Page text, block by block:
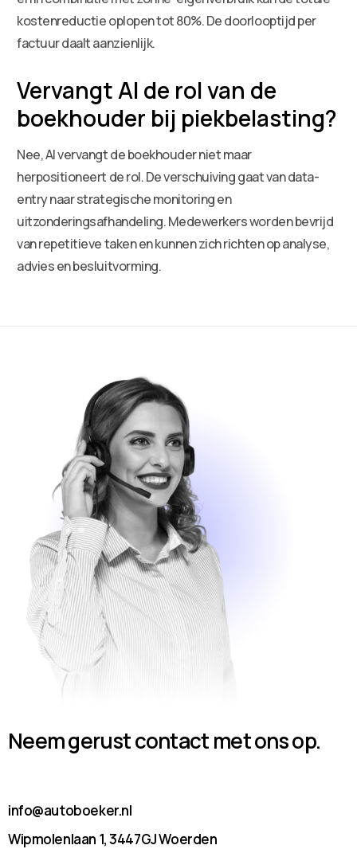
kostenreductie oplopen tot 80%. De doorlooptijd per
factuur daalt aanzienlijk.
Vervangt AI de rol van de
boekhouder bij piekbelasting?
Nee, AI vervangt de boekhouder niet maar
herpositioneert de rol. De verschuiving gaat van data-
entry naar strategische monitoring en
uitzonderingsafhandeling. Medewerkers worden bevrijd
van repetitieve taken en kunnen zich richten op analyse,
advies en besluitvorming.
Neem gerust contact met ons op.
info@autoboeker.nl
Wipmolenlaan 1, 3447GJ Woerden